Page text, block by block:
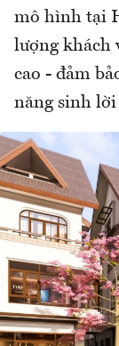
mô hình tại
lượng khách
cao - đảm
năng sinh